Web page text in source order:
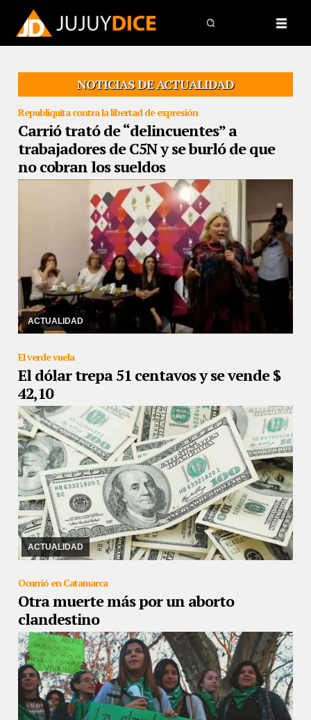
NOTICIAS DE ACTUALIDAD
Republiquita contra la libertad de expresión
Carrió trató de “delincuentes” a
trabajadores de C5N y se burló de que
no cobran los sueldos
ACTUALIDAD
21/03/2019 En conferencia de prensa la diputada lanzó
acusaciones y comentarios despectivos sobre la situación
económica de los trabajadores de C5N.
El verde vuela
El dólar trepa 51 centavos y se vende $
42,10
ACTUALIDAD
20/03/2019 Pese a que el Banco Central convalidó tasas de
interés de hasta un 64%
Ocurrió en Catamarca
Otra muerte más por un aborto
clandestino